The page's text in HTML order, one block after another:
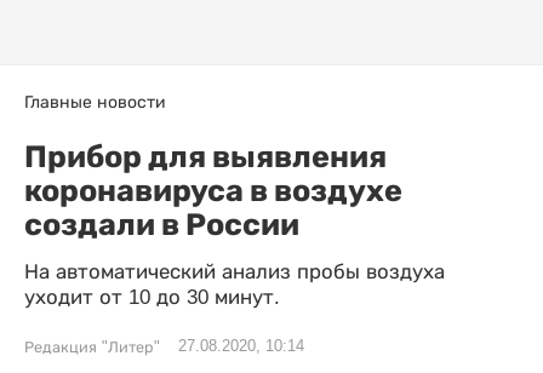
Главные новости
Прибор для выявления
коронавируса в воздухе
создали в России
На автоматический анализ пробы воздуха
уходит от 10 до 30 минут.
Редакция "Литер" 27.08.2020, 10:14